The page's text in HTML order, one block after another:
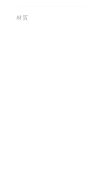
材質